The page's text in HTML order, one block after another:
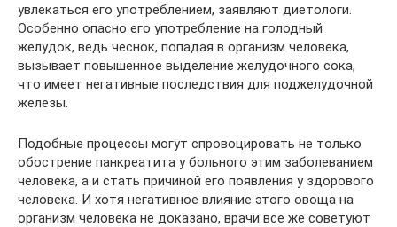
увлекаться его употреблением, заявляют диетологи.
Особенно опасно его употребление на голодный
желудок, ведь чеснок, попадая в организм человека,
вызывает повышенное выделение желудочного сока,
что имеет негативные последствия для поджелудочной
железы.
Подобные процессы могут спровоцировать не только
обострение панкреатита у больного этим заболеванием
человека, а и стать причиной его появления у здорового
человека. И хотя негативное влияние этого овоща на
организм человека не доказано, врачи все же советуют